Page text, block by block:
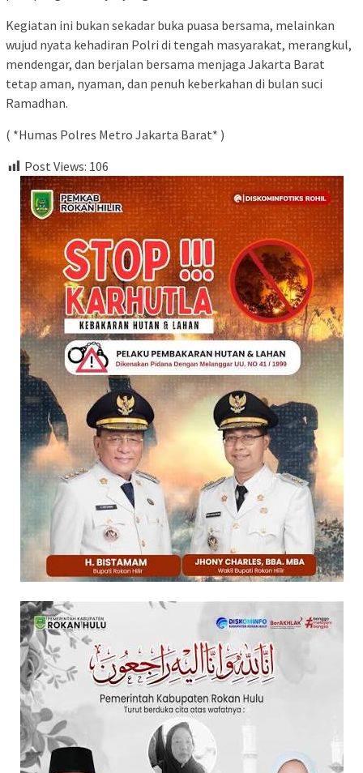
Kegiatan ini bukan sekadar buka puasa bersama, melainkan
wujud nyata kehadiran Polri di tengah masyarakat, merangkul,
mendengar, dan berjalan bersama menjaga Jakarta Barat
tetap aman, nyaman, dan penuh keberkahan di bulan suci
Ramadhan.
( *Humas Polres Metro Jakarta Barat* )
Post Views: 106